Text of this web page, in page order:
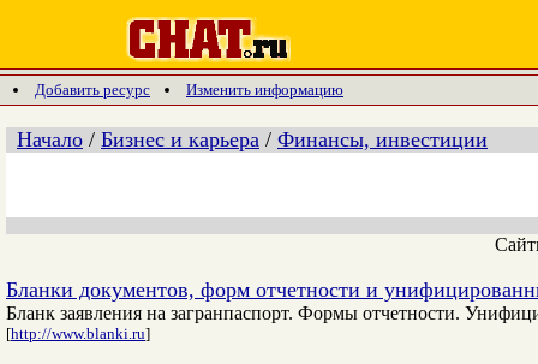
Добавить ресурс Изменить информацию
Начало / Бизнес и карьера / Финансы, инвестиции
Бланки документов, форм отчетности и
Бланк заявления на загранпаспорт. Формы отчетности.
[http://www.blanki.ru]